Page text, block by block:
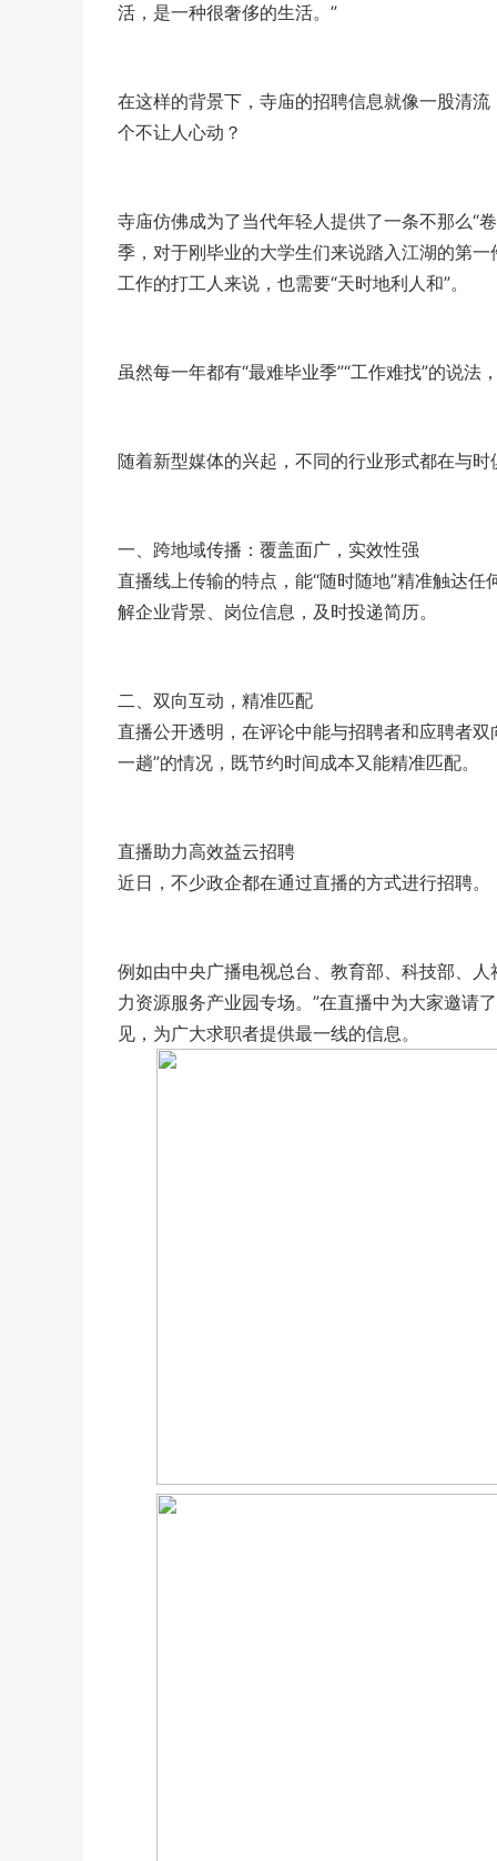
活，是一种很奢侈的生活。”
在这样的背景下，寺庙的招聘信息就像一股清
个不让人心动？
寺庙仿佛成为了当代年轻人提供了一条不那么“
季，对于刚毕业的大学生们来说踏入江湖的第
工作的打工人来说，也需要“天时地利人和”。
虽然每一年都有“最难毕业季”“工作难找”的说
随着新型媒体的兴起，不同的行业形式都在与
一、跨地域传播：覆盖面广，实效性强
直播线上传输的特点，能“随时随地”精准触达
解企业背景、岗位信息，及时投递简历。
二、双向互动，精准匹配
直播公开透明，在评论中能与招聘者和应聘者
一趟”的情况，既节约时间成本又能精准匹配。
直播助力高效益云招聘
近日，不少政企都在通过直播的方式进行招聘。
例如由中央广播电视总台、教育部、科技部、
力资源服务产业园专场。”在直播中为大家邀请
见，为广大求职者提供最一线的信息。